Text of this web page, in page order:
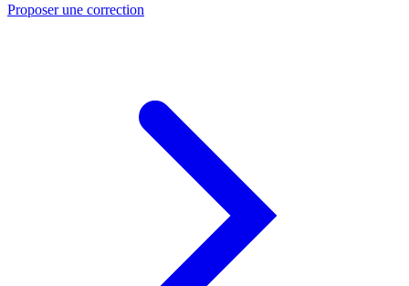
Proposer une correction